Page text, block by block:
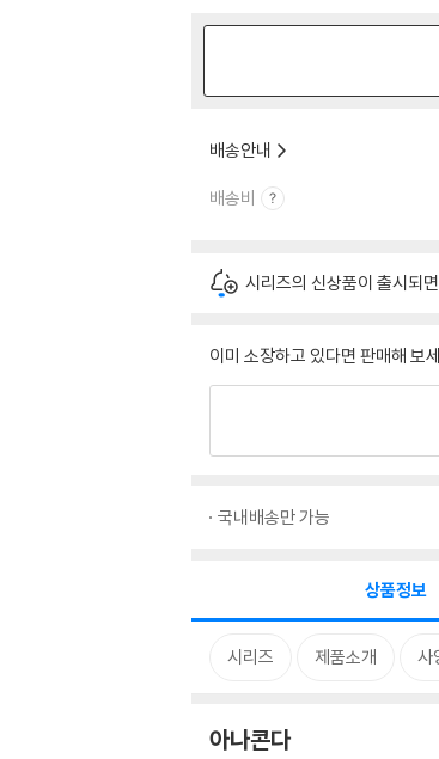
배송안내
배송비
시리즈의 신상품이 출시되
이미 소장하고 있다면 판매해 보
국내배송만 가능
상품정보
시리즈 제품소개 사
아나콘다